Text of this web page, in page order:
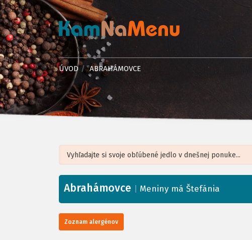
ÚVOD ABRAHÁMOVCE
+
−
Abrahámovce Meniny má Štefánia
Zoznam alergénov